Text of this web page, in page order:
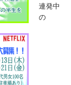
連発中
の